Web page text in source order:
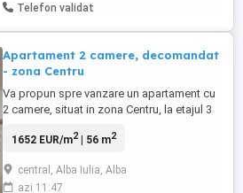
Telefon validat
Apartament 2 camere, decomandat
- zona Centru
Va propun spre vanzare un apartament cu
2 camere, situat in zona Centru, la etajul 3
o suprafata utila de 56mp si beneficiaza
luminoasa. Compartimentare: Living
spatios, dormitor, bucatarie, baie, hol,
1652 EUR/m2| 56 m2
central, Alba Iulia, Alba
azi 11:47